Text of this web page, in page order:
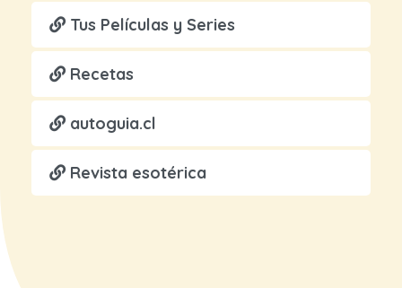
Tus Películas y Series
Recetas
autoguia.cl
Revista esotérica